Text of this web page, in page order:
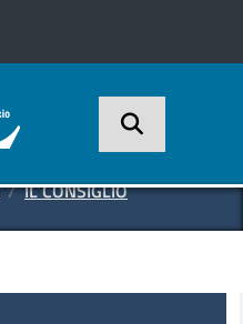
IL CONSIGLIO